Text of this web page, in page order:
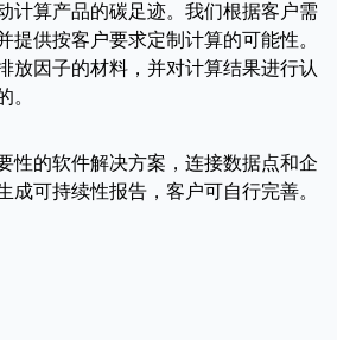
计算产品的碳足迹。我们根据客户需
提供按客户要求定制计算的可能性。
放因子的材料，并对计算结果进行认
性的软件解决方案，连接数据点和企
成可持续性报告，客户可自行完善。